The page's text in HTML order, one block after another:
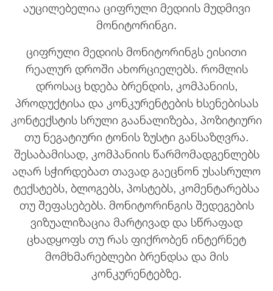
აუცილებელია ციფრული მედიის მუდმივი
მონიტორინგი.
ციფრული მედიის მონიტორინგს ეისითი
რეალურ დროში ახორციელებს. რომლის
დროსაც ხდება ბრენდის, კომპანიის,
პროდუქტისა და კონკურენტების ხსენებისას
კონტექსტის სრული გაანალიზება, პოზიტიური
თუ ნეგატიური ტონის ზუსტი განსაზღვრა.
შესაბამისად, კომპანიის წარმომადგენლებს
აღარ სჭირდებათ თავად გაეცნონ უსასრულო
ტექსტებს, ბლოგებს, პოსტებს, კომენტარებსა
თუ შეფასებებს. მონიტორინგის შედეგების
ვიზუალიზაცია მარტივად და სწრაფად
ცხადყოფს თუ რას ფიქრობენ ინტერნეტ
მომხმარებლები ბრენდსა და მის
კონკურენტებზე.